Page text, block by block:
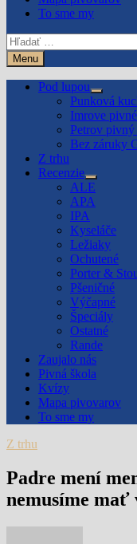
To sme my
Hľadať:
Menu
Pod lupou
Show
sub
menu
Punková
Imrove
Petrov pivný
Bez záruky
Z trhu
Recenzie
Show
sub
menu
ALE
APA
IPA
Kyseláče
Ležiaky
Ochutené
Porter &
Pšeničné
Výčapné
Špeciály
Ostatné
Rande
Zaujalo nás
Pivná škola
Kvízy
Mapa pivovarov
To sme my
Z trhu
Padre mení
nemusíme mať